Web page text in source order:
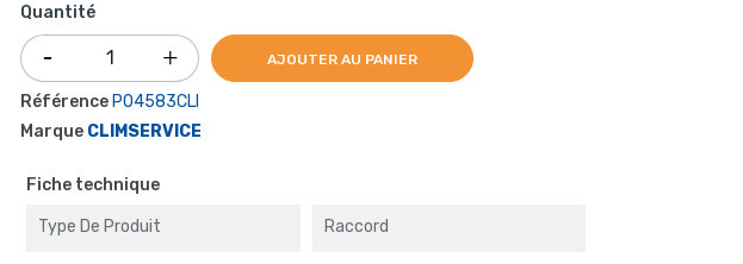
Quantité
AJOUTER AU PANIER
Référence P04583CLI
Marque CLIMSERVICE
Fiche technique
Type De Produit Raccord